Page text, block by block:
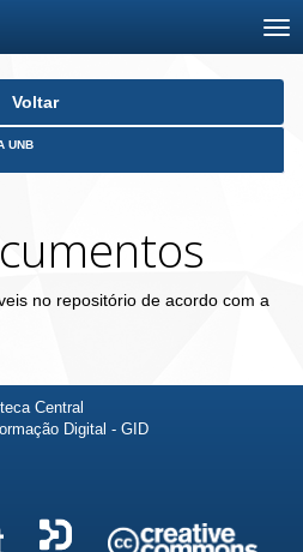
Voltar
UNB
no repositório de acordo com a
Central
Digital - GID